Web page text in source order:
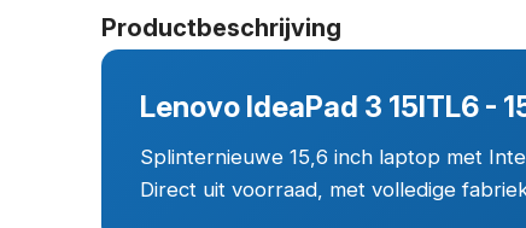
Productbeschrijving
Lenovo IdeaPad 3 15ITL6 -
Splinternieuwe 15,6 inch laptop met
Direct uit voorraad, met volledige